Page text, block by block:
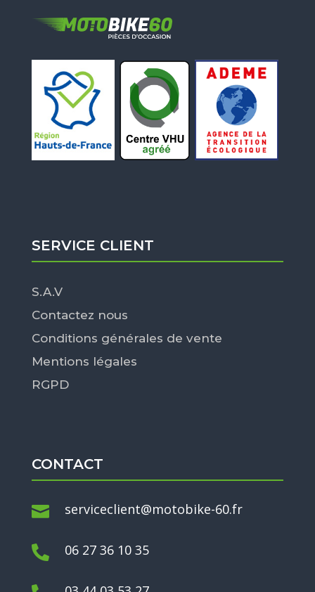
SERVICE CLIENT
S.A.V
Contactez nous
Conditions générales de vente
Mentions légales
RGPD
CONTACT
 serviceclient@motobike-60.fr
 06 27 36 10 35